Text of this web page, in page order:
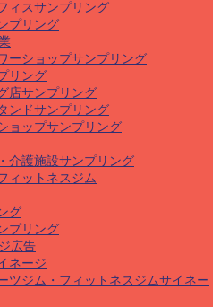
ィスサンプリング
プリング
ーショップサンプリング
リング
店サンプリング
ンドサンプリング
ョップサンプリング
介護施設サンプリング
ィットネスジム
グ
プリング
広告
ネージ
ツジム・フィットネスジムサイネー